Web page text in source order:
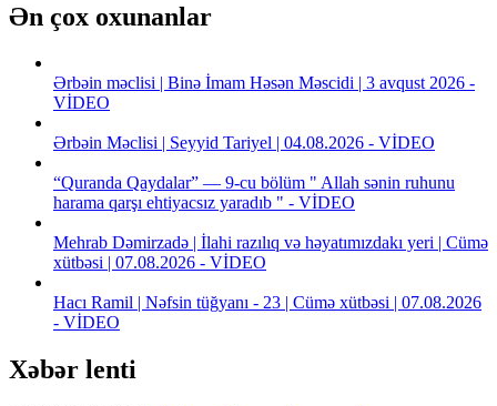
Ən çox oxunanlar
Ərbəin məclisi | Binə İmam Həsən Məscidi | 3 avqust 2026 -
VİDEO
Ərbəin Məclisi | Seyyid Tariyel | 04.08.2026 - VİDEO
“Quranda Qaydalar” — 9-cu bölüm " Allah sənin ruhunu
harama qarşı ehtiyacsız yaradıb " - VİDEO
Mehrab Dəmirzadə | İlahi razılıq və həyatımızdakı yeri | Cümə
xütbəsi | 07.08.2026 - VİDEO
Hacı Ramil | Nəfsin tüğyanı - 23 | Cümə xütbəsi | 07.08.2026
- VİDEO
Xəbər lenti